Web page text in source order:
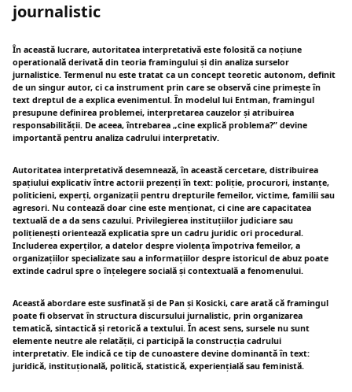
journalistic
În această lucrare, autoritatea interpretativă este folosită ca noțiune
operatională derivată din teoria framingului și din analiza surselor
jurnalistice. Termenul nu este tratat ca un concept teoretic autonom, definit
de un singur autor, ci ca instrument prin care se observă cine primește în
text dreptul de a explica evenimentul. În modelul lui Entman, framingul
presupune definirea problemei, interpretarea cauzelor și atribuirea
responsabilității. De aceea, întrebarea „cine explică problema?” devine
importantă pentru analiza cadrului interpretativ.
Autoritatea interpretativă desemnează, în această cercetare, distribuirea
spațiului explicativ între actorii prezenți în text: poliție, procurori, instanțe,
politicieni, experți, organizații pentru drepturile femeilor, victime, familii sau
agresori. Nu contează doar cine este menționat, ci cine are capacitatea
textuală de a da sens cazului. Privilegierea instituțiilor judiciare sau
polițienești orientează explicatia spre un cadru juridic ori procedural.
Includerea experților, a datelor despre violența împotriva femeilor, a
organizațiilor specializate sau a informațiilor despre istoricul de abuz poate
extinde cadrul spre o înțelegere socială și contextuală a fenomenului.
Această abordare este susfinată și de Pan și Kosicki, care arată că framingul
poate fi observat în structura discursului jurnalistic, prin organizarea
tematică, sintactică și retorică a textului. În acest sens, sursele nu sunt
elemente neutre ale relatății, ci participă la construcția cadrului
interpretativ. Ele indică ce tip de cunoastere devine dominantă în text:
juridică, instituțională, politică, statistică, experiențială sau feministă.